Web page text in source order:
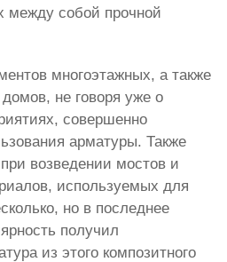
между собой прочной
многоэтажных, а также
не говоря уже о
совершенно
арматуры. Также
возведении мостов и
используемых для
но в последнее
получил
из этого композитного